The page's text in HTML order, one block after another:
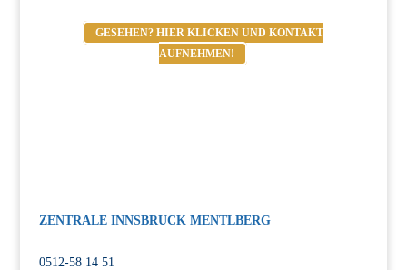
GESEHEN? HIER KLICKEN UND KONTAKT
AUFNEHMEN!
ZENTRALE INNSBRUCK MENTLBERG
0512-58 14 51